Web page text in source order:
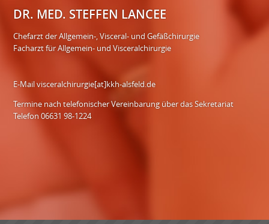
DR. MED. STEFFEN LANCEE
Chefarzt der Allgemein-, Visceral- und Gefäßchirurgie
Facharzt für Allgemein- und Visceralchirurgie
E-Mailvisceralchirurgie[at]kkh-alsfeld.de
Termine nach telefonischer Vereinbarung über das Sekretariat
Telefon 06631 98-1224